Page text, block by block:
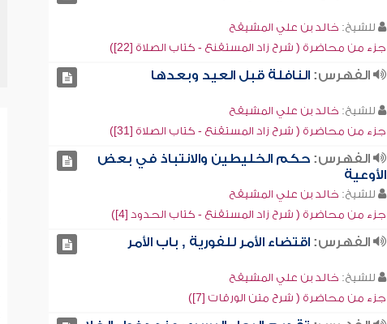
للشيخ: خالد بن علي المشيقح
جزء من محاضرة ( شرح زاد المستقنع - كتاب الصلاة [22])
الفهرس: النافلة قبل العيد وبعدها
للشيخ: خالد بن علي المشيقح
جزء من محاضرة ( شرح زاد المستقنع - كتاب الصلاة [31])
الفهرس: حكم الخليطين والانتباذ في بعض
الأوعية
للشيخ: خالد بن علي المشيقح
جزء من محاضرة ( شرح زاد المستقنع - كتاب الحدود [4])
الفهرس: اقتضاء الأمر للفورية , باب الأمر
للشيخ: خالد بن علي المشيقح
جزء من محاضرة ( شرح متن الورقات [7])